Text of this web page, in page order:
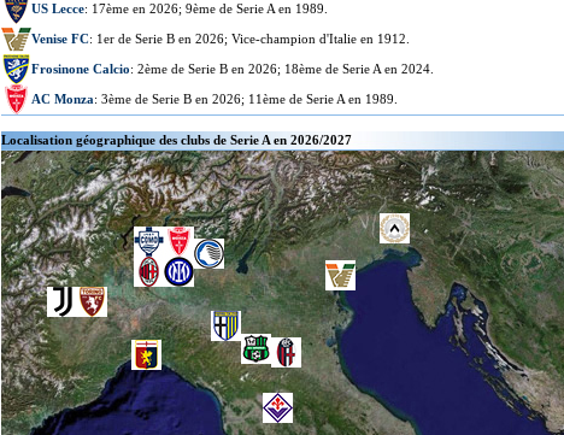
US Lecce: 17ème en 2026; 9ème de Serie A en 1989.
Venise FC: 1er de Serie B en 2026; Vice-champion d'Italie en 1912.
Frosinone Calcio: 2ème de Serie B en 2026; 18ème de Serie A en 2024.
AC Monza: 3ème de Serie B en 2026; 11ème de Serie A en 1989.
Localisation géographique des clubs de Serie A en 2026/2027